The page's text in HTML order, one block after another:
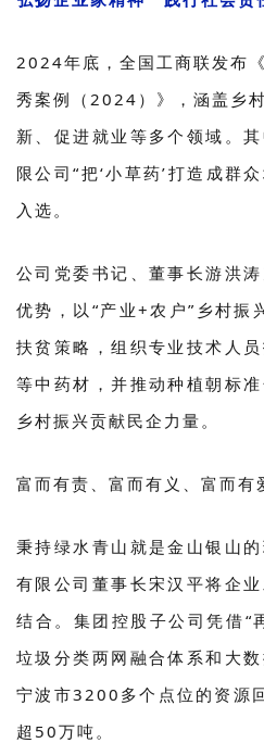
2024年底，全国工商联发布
秀案例（2024）》，涵盖乡
新、促进就业等多个领域。
限公司“把‘小草药’打造成群
入选。
公司党委书记、董事长游洪
优势，以“产业+农户”乡村振
扶贫策略，组织专业技术人
等中药材，并推动种植朝标
乡村振兴贡献民企力量。
富而有责、富而有义、富而有
秉持绿水青山就是金山银山
有限公司董事长宋汉平将企
结合。集团控股子公司凭借“
垃圾分类两网融合体系和大
宁波市3200多个点位的资源
超50万吨。